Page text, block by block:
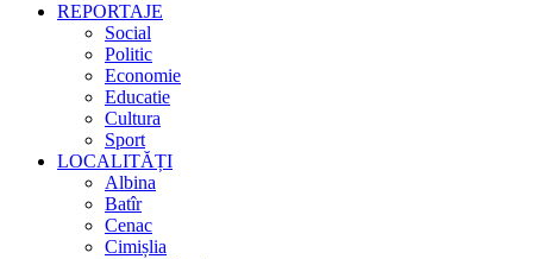
REPORTAJE
Social
Politic
Economie
Educatie
Cultura
Sport
LOCALITĂȚI
Albina
Batîr
Cenac
Cimișlia